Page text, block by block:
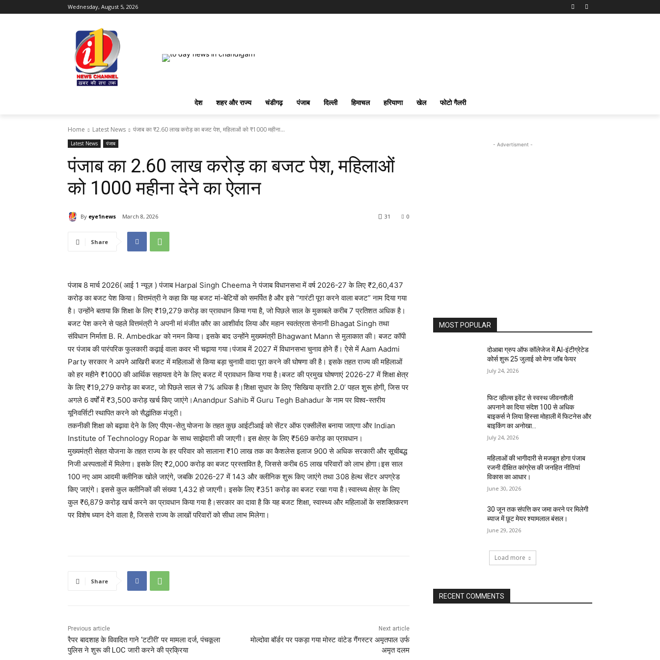
Wednesday, August 5, 2026
देश शहर और राज्य चंडीगढ़ पंजाब दिल्ली हिमाचल हरियाणा खेल फोटो गैलरी
Home Latest News पंजाब का ₹2.60 लाख करोड़ का बजट पेश, महिलाओं को ₹1000 महीना...
Latest News पंजाब
पंजाब का ₹2.60 लाख करोड़ का बजट पेश, महिलाओं
को ₹1000 महीना देने का ऐलान
By eye1news March 8, 2026 0
31
Share
पंजाब 8 मार्च 2026( आई 1 न्यूज़ ) पंजाब Harpal Singh Cheema ने पंजाब विधानसभा में वर्ष 2026-27 के लिए ₹2,60,437
करोड़ का बजट पेश किया। वित्तमंत्री ने कहा कि यह बजट मां-बेटियों को समर्पित है और इसे “गारंटी पूरा करने वाला बजट” नाम दिया गया
है। उन्होंने बताया कि शिक्षा के लिए ₹19,279 करोड़ का प्रावधान किया गया है, जो पिछले साल के मुकाबले करीब 7 प्रतिशत अधिक है।
बजट पेश करने से पहले वित्तमंत्री ने अपनी मां मंजीत कौर का आशीर्वाद लिया और महान स्वतंत्रता सेनानी Bhagat Singh तथा
संविधान निर्माता B. R. Ambedkar को नमन किया। इसके बाद उन्होंने मुख्यमंत्री Bhagwant Mann से मुलाकात की। बजट कॉपी
पर पंजाब की पारंपरिक फुलकारी कढ़ाई वाला कवर भी चढ़ाया गया।पंजाब में 2027 में विधानसभा चुनाव होने हैं। ऐसे में Aam Aadmi
Party सरकार ने अपने आखिरी बजट में महिलाओं से किया बड़ा चुनावी वादा पूरा करने की घोषणा की है। इसके तहत राज्य की महिलाओं
को हर महीने ₹1000 की आर्थिक सहायता देने के लिए बजट में प्रावधान किया गया है।बजट की प्रमुख घोषणाएं 2026-27 में शिक्षा क्षेत्र
के लिए ₹19,279 करोड़ का बजट, जो पिछले साल से 7% अधिक है।शिक्षा सुधार के लिए ‘सिखिया क्रांति 2.0’ पहल शुरू होगी, जिस पर
अगले 6 वर्षों में ₹3,500 करोड़ खर्च किए जाएंगे।Anandpur Sahib में Guru Tegh Bahadur के नाम पर विश्व-स्तरीय
यूनिवर्सिटी स्थापित करने को सैद्धांतिक मंजूरी।
तकनीकी शिक्षा को बढ़ावा देने के लिए पीएम-सेतु योजना के तहत कुछ आईटीआई को सेंटर ऑफ एक्सीलेंस बनाया जाएगा और Indian
Institute of Technology Ropar के साथ साझेदारी की जाएगी। इस क्षेत्र के लिए ₹569 करोड़ का प्रावधान।
मुख्यमंत्री सेहत योजना के तहत राज्य के हर परिवार को सालाना ₹10 लाख तक का कैशलेस इलाज 900 से अधिक सरकारी और सूचीबद्ध
निजी अस्पतालों में मिलेगा। इसके लिए ₹2,000 करोड़ का बजट प्रस्तावित है, जिससे करीब 65 लाख परिवारों को लाभ होगा।इस साल
100 नए आम आदमी क्लीनिक खोले जाएंगे, जबकि 2026-27 में 143 और क्लीनिक शुरू किए जाएंगे तथा 308 हेल्थ सेंटर अपग्रेड
किए जाएंगे। इससे कुल क्लीनिकों की संख्या 1,432 हो जाएगी। इसके लिए ₹351 करोड़ का बजट रखा गया है।स्वास्थ्य क्षेत्र के लिए
कुल ₹6,879 करोड़ खर्च करने का प्रावधान किया गया है।सरकार का दावा है कि यह बजट शिक्षा, स्वास्थ्य और महिलाओं के सशक्तिकरण
पर विशेष ध्यान देने वाला है, जिससे राज्य के लाखों परिवारों को सीधा लाभ मिलेगा।
Share
Previous article
रैपर बादशाह के विवादित गाने ‘टटीरी’ पर मामला दर्ज, पंचकूला
पुलिस ने शुरू की LOC जारी करने की प्रक्रिया
Next article
मोल्दोवा बॉर्डर पर पकड़ा गया मोस्ट वांटेड गैंगस्टर अमृतपाल उर्फ
अमृत दलम
- Advertisment -
MOST POPULAR
दोआबा ग्रुप ऑफ कॉलेजेज में AI-इंटीग्रेटेड
कोर्स शुरू 25 जुलाई को मेगा जॉब फेयर
July 24, 2026
फिट व्हील्स इवेंट से स्वस्थ जीवनशैली
अपनाने का दिया संदेश 100 से अधिक
बाइकर्स ने लिया हिस्सा मोहाली में फिटनेस और
बाइकिंग का अनोखा...
July 24, 2026
महिलाओं की भागीदारी से मजबूत होगा पंजाब
रजनी दीक्षित कांग्रेस की जनहित नीतियां
विकास का आधार।
June 30, 2026
30 जून तक संपत्ति कर जमा करने पर मिलेगी
ब्याज में छूट मेयर श्यामलाल बंसल।
June 29, 2026
Load more
RECENT COMMENTS